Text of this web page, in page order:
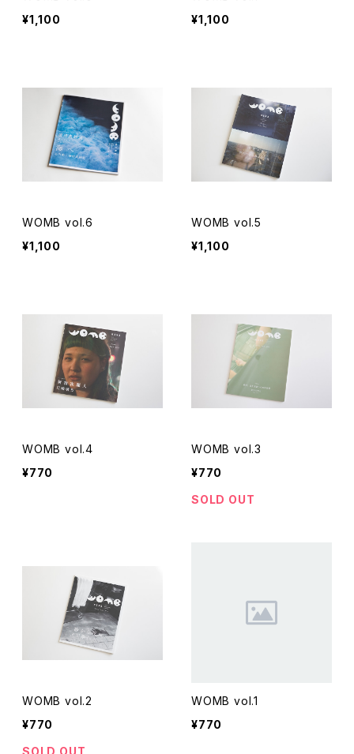
¥1,100
¥1,100
WOMB vol.6
¥1,100
WOMB vol.5
¥1,100
WOMB vol.4
¥770
WOMB vol.3
¥770
SOLD OUT
WOMB vol.2
¥770
WOMB vol.1
¥770